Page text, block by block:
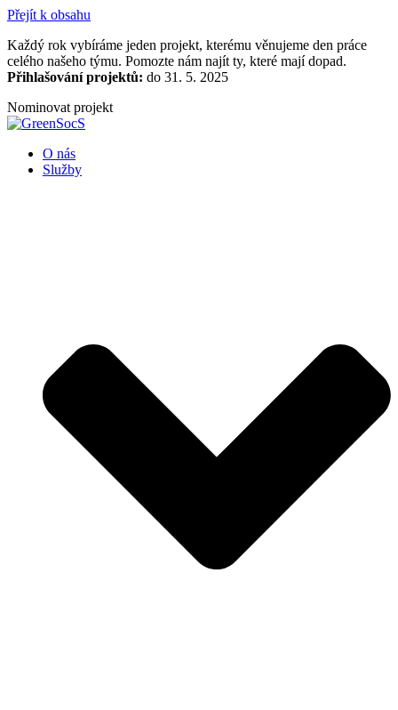
Přejít k obsahu
Každý rok vybíráme jeden projekt, kterému věnujeme den práce
celého našeho týmu. Pomozte nám najít ty, které mají dopad.
Přihlašování projektů: do 31. 5. 2025
Nominovat projekt
O nás
Služby